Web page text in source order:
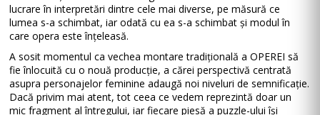
lucrare în interpretări dintre cele mai diverse, pe măsură ce
lumea s-a schimbat, iar odată cu ea s-a schimbat și modul în
care opera este înțeleasă.
A sosit momentul ca vechea montare tradițională a OPEREI să
fie înlocuită cu o nouă producție, a cărei perspectivă centrată
asupra personajelor feminine adaugă noi niveluri de semnificație.
Dacă privim mai atent, tot ceea ce vedem reprezintă doar un
mic fragment al întregului, iar fiecare piesă a puzzle-ului își